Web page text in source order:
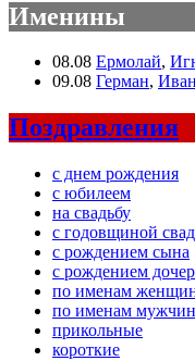
Именины
08.08 Ермолай,
09.08 Герман, Иван
Поздравления
с днем рождения
с юбилеем
на свадьбу
с годовщиной
с рождением сына
с рождением
по именам
по именам
прикольные
короткие